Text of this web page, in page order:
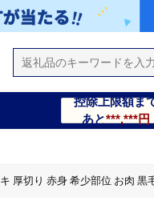
控除上限額ま
あと***,***円
厚切り 赤身 希少部位 お肉 黒